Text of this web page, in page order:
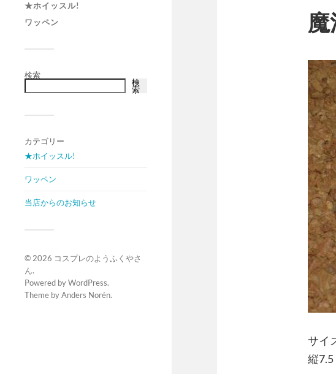
★ホイッスル!
ワッペン
検索
検
索
カテゴリー
★ホイッスル!
ワッペン
当店からのお知らせ
© 2026 コスプレのようふくやさ
ん.
Powered byWordPress.
Theme byAnders Norén.
サイ
縦7.5